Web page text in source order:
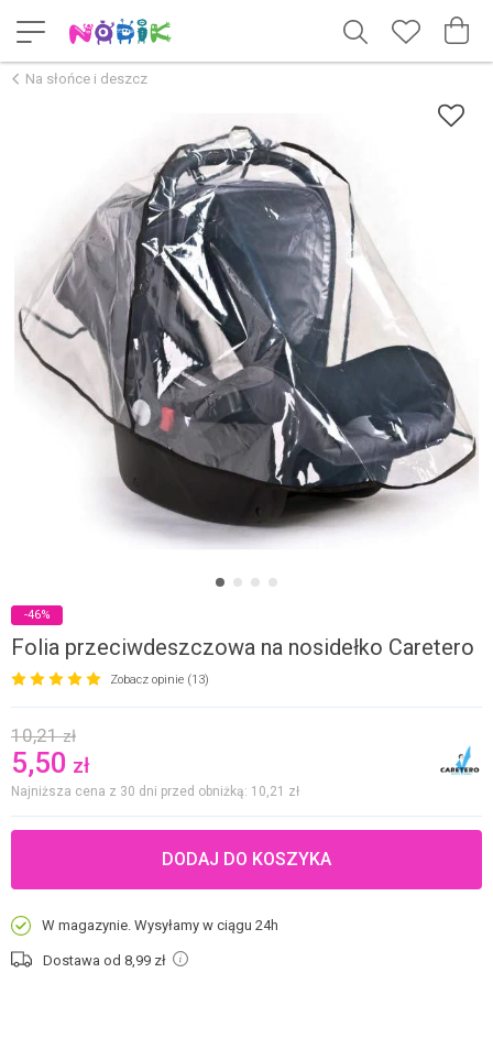
Na słońce i deszcz
Folia przeciwdeszczowa na nosidełko Caretero
Zobacz opinie (13)
10,21zł
5,50 zł
Najniższa cena z 30 dni przed obniżką: 10,21 zł
DODAJ DO KOSZYKA
W magazynie. Wysyłamy w ciągu 24h
Dostawa od 8,99 zł
-46%